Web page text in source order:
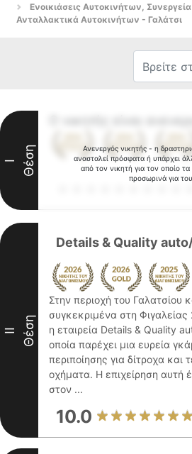
Ενοικιάσεις Αυτοκινήτων,
Ανταλλακτικά Αυτοκινήτων - Γαλάτσι
Ανενεργός νικητής - η
ανασταλεί πρόσφατα ή υπάρχει
από τον νικητή για τον οποίο
προσωρινά για
I Θέση
II Θέση
Details & Quality
Στην περιοχή του Γαλατσίου
συγκεκριμένα στη Φιγαλείας
η εταιρεία Details & Quality
οποία παρέχει μια ευρεία
περιποίησης για δίτροχα και
οχήματα. Η επιχείρηση αυτή
στον ...
10.0